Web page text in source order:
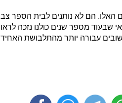
האלו. הם לא נותנים לבית הספר
שבעוד מספר שנים כולנו נזכה
עבורה יותר מהתלבושת